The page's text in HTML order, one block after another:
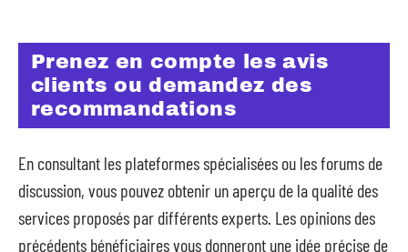
Prenez en compte les avis
clients ou demandez des
recommandations
En consultant les plateformes spécialisées ou les forums de
discussion, vous pouvez obtenir un aperçu de la qualité des
services proposés par différents experts. Les opinions des
précédents bénéficiaires vous donneront une idée précise de